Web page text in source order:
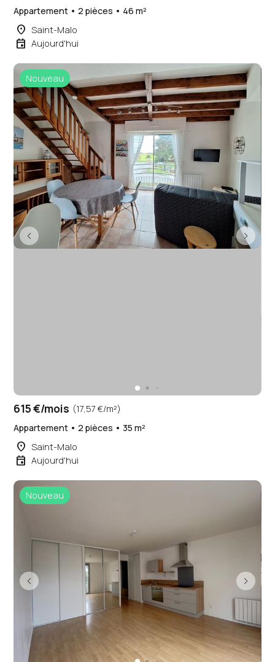
Appartement • 2 pièces • 46 m²
place Saint-Malo
event Aujourd'hui
Nouveau
615 €/mois (17,57 €/m²)
Appartement • 2 pièces • 35 m²
place Saint-Malo
event Aujourd'hui
Nouveau